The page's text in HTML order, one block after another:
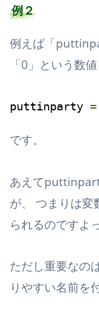
例２
例えば「
「0」という数
puttinparty =
です。
あえて
が、 つまりは変
られるのですよ
ただし重要なの
りやすい名前を